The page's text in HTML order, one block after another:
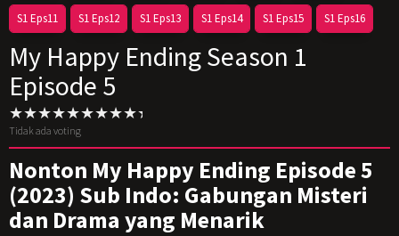
S1 Eps11 S1 Eps12 S1 Eps13 S1 Eps14 S1 Eps15 S1 Eps16
My Happy Ending Season 1
Episode 5
Tidak ada voting
Nonton My Happy Ending Episode 5
(2023) Sub Indo: Gabungan Misteri
dan Drama yang Menarik